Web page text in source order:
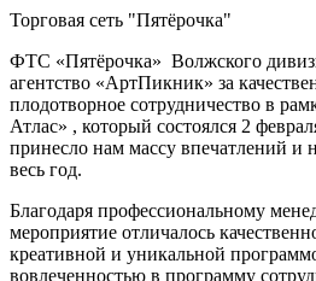
Торговая сеть "Пятёрочка"
ФТС «Пятёрочка» Волжского
агентство «АртПикник» за
плодотворное сотрудничество в
Атлас» , который состоялся 2
принесло нам массу впечатлений и
весь год.
Благодаря профессиональному
мероприятие отличалось
креативной и уникальной
вовлеченностью в программу